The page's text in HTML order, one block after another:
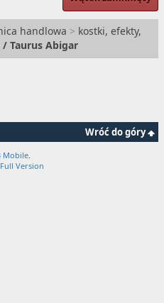
handlowa > kostki, efekty,
Taurus Abigar
Wróć do góry
Mobile.
Version